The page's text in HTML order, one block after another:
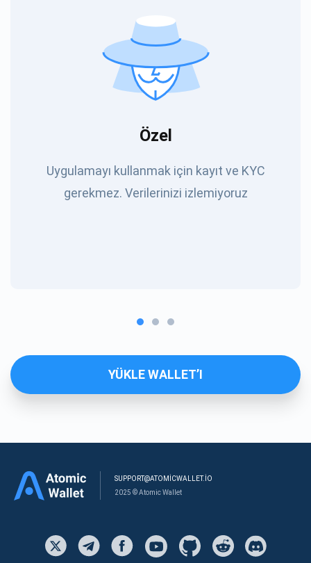
Özel
Uygulamayı kullanmak için kayıt ve KYC
gerekmez. Verilerinizi izlemiyoruz
YÜKLE WALLET’I
SUPPORT@ATOMICWALLET.IO
2025 © Atomic Wallet